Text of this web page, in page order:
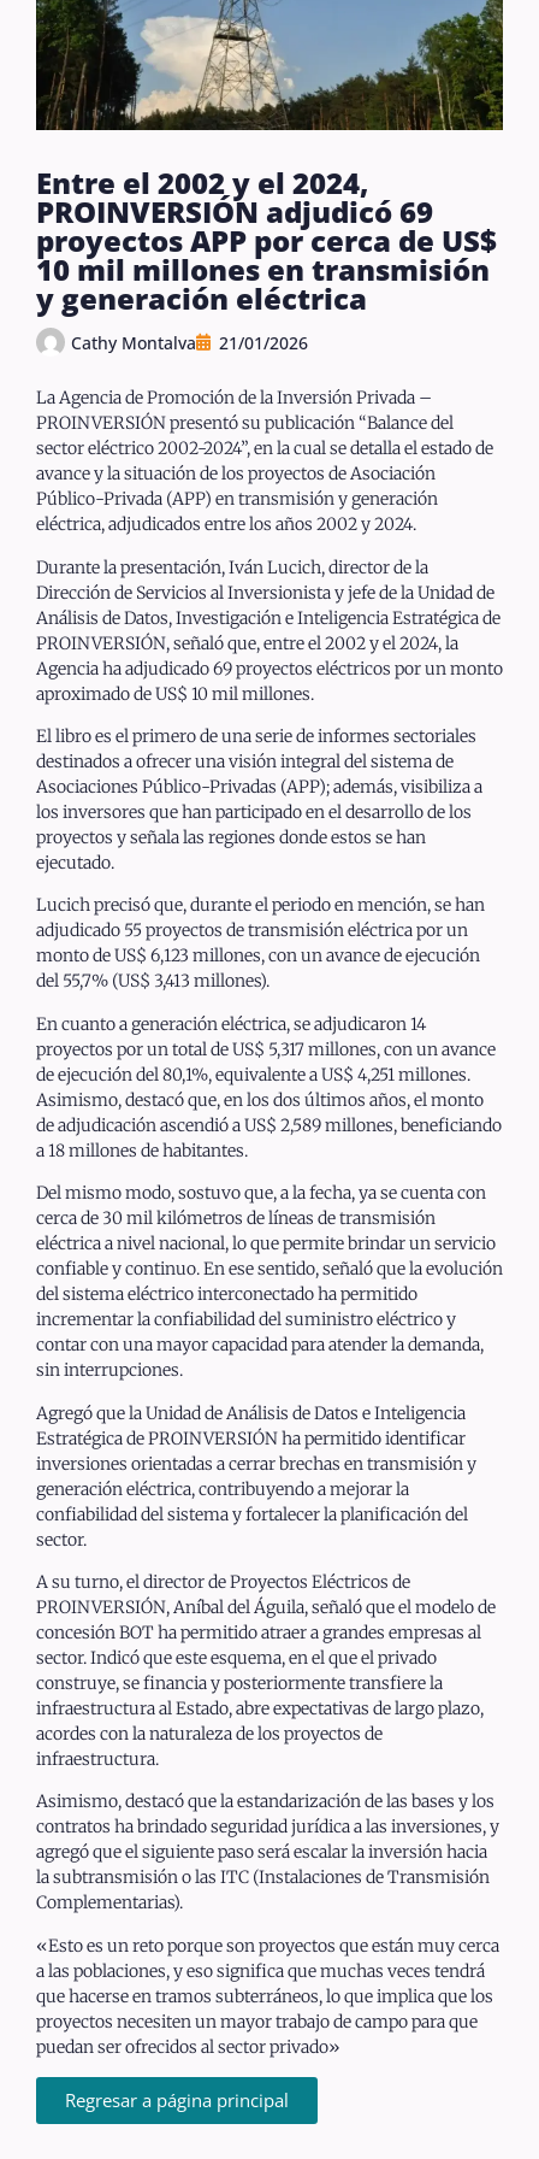
Entre el 2002 y el 2024,
PROINVERSIÓN adjudicó 69
proyectos APP por cerca de US$
10 mil millones en transmisión
y generación eléctrica
Cathy Montalva 21/01/2026
La Agencia de Promoción de la Inversión Privada –
PROINVERSIÓN presentó su publicación “Balance del
sector eléctrico 2002-2024”, en la cual se detalla el estado de
avance y la situación de los proyectos de Asociación
Público-Privada (APP) en transmisión y generación
eléctrica, adjudicados entre los años 2002 y 2024.
Durante la presentación, Iván Lucich, director de la
Dirección de Servicios al Inversionista y jefe de la Unidad de
Análisis de Datos, Investigación e Inteligencia Estratégica de
PROINVERSIÓN, señaló que, entre el 2002 y el 2024, la
Agencia ha adjudicado 69 proyectos eléctricos por un monto
aproximado de US$ 10 mil millones.
El libro es el primero de una serie de informes sectoriales
destinados a ofrecer una visión integral del sistema de
Asociaciones Público-Privadas (APP); además, visibiliza a
los inversores que han participado en el desarrollo de los
proyectos y señala las regiones donde estos se han
ejecutado.
Lucich precisó que, durante el periodo en mención, se han
adjudicado 55 proyectos de transmisión eléctrica por un
monto de US$ 6,123 millones, con un avance de ejecución
del 55,7% (US$ 3,413 millones).
En cuanto a generación eléctrica, se adjudicaron 14
proyectos por un total de US$ 5,317 millones, con un avance
de ejecución del 80,1%, equivalente a US$ 4,251 millones.
Asimismo, destacó que, en los dos últimos años, el monto
de adjudicación ascendió a US$ 2,589 millones, beneficiando
a 18 millones de habitantes.
Del mismo modo, sostuvo que, a la fecha, ya se cuenta con
cerca de 30 mil kilómetros de líneas de transmisión
eléctrica a nivel nacional, lo que permite brindar un servicio
confiable y continuo. En ese sentido, señaló que la evolución
del sistema eléctrico interconectado ha permitido
incrementar la confiabilidad del suministro eléctrico y
contar con una mayor capacidad para atender la demanda,
sin interrupciones.
Agregó que la Unidad de Análisis de Datos e Inteligencia
Estratégica de PROINVERSIÓN ha permitido identificar
inversiones orientadas a cerrar brechas en transmisión y
generación eléctrica, contribuyendo a mejorar la
confiabilidad del sistema y fortalecer la planificación del
sector.
A su turno, el director de Proyectos Eléctricos de
PROINVERSIÓN, Aníbal del Águila, señaló que el modelo de
concesión BOT ha permitido atraer a grandes empresas al
sector. Indicó que este esquema, en el que el privado
construye, se financia y posteriormente transfiere la
infraestructura al Estado, abre expectativas de largo plazo,
acordes con la naturaleza de los proyectos de
infraestructura.
Asimismo, destacó que la estandarización de las bases y los
contratos ha brindado seguridad jurídica a las inversiones, y
agregó que el siguiente paso será escalar la inversión hacia
la subtransmisión o las ITC (Instalaciones de Transmisión
Complementarias).
«Esto es un reto porque son proyectos que están muy cerca
a las poblaciones, y eso significa que muchas veces tendrá
que hacerse en tramos subterráneos, lo que implica que los
proyectos necesiten un mayor trabajo de campo para que
puedan ser ofrecidos al sector privado»
Regresar a página principal